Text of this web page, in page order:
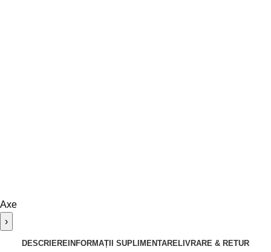
Axe
›
DESCRIERE INFORMAȚII SUPLIMENTARELIVRARE & RETUR